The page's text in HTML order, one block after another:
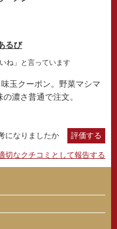
るび
ね」と言っています
玉クーポン。野菜マシマ
濃さ普通で注文。
になりましたか 評価する
切なクチコミとして報告する